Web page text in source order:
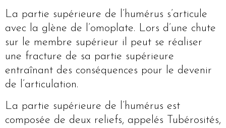
La partie supérieure de l’humérus s’articule
avec la glène de l’omoplate. Lors d’une chute
sur le membre supérieur il peut se réaliser
une fracture de sa partie supérieure
entraînant des conséquences pour le devenir
de l’articulation.
La partie supérieure de l’humérus est
composée de deux reliefs, appelés Tubérosités,